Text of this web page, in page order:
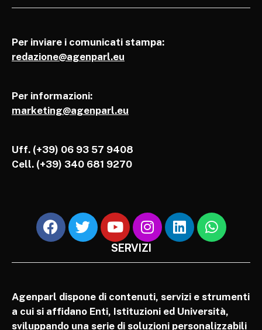
Per inviare i comunicati stampa:
redazione@agenparl.eu
Per informazioni:
marketing@agenparl.eu
Uff. (+39) 06 93 57 9408
Cell. (+39) 340 681 9270
SERVIZI
Agenparl dispone di contenuti, servizi e strumenti
a cui si affidano Enti, Istituzioni ed Università,
sviluppando una serie di soluzioni personalizzabili